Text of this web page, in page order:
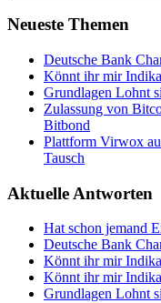
Neueste Themen
Deutsche Bank
Könnt ihr mir
Grundlagen Lohnt
Zulassung von
Bitbond
Plattform Virwox
Tausch
Aktuelle Antworten
Hat schon jemand
Deutsche Bank
Könnt ihr mir
Könnt ihr mir
Grundlagen Lohnt